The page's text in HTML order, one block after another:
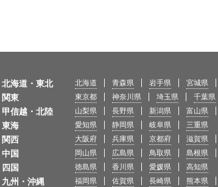
北海道・東北 北海道 青森県 岩手県 宮城県
関東 東京都 神奈川県 埼玉県 千葉県
甲信越・北陸 山梨県 長野県 新潟県 富山県
東海 愛知県 静岡県 岐阜県 三重県
関西 大阪府 兵庫県 京都府 滋賀県
中国 岡山県 広島県 鳥取県 島根県
四国 徳島県 香川県 愛媛県 高知県
九州・沖縄 福岡県 佐賀県 長崎県 熊本県